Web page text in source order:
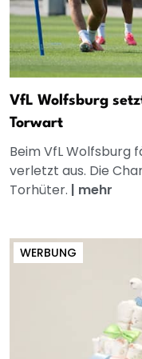
VfL Wolfsburg
Torwart
Beim VfL
verletzt aus. Die
Torhüter. | mehr
WERBUNG